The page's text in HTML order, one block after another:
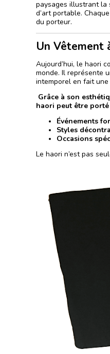
paysages illustrant la
d’art portable.
du porteur.
Un Vêtement
Aujourd’hui, le haori
monde. Il représente
intemporel en fait
Grâce à son
haori peut être
Événements
Styles
Occasions
Le haori n’est pas